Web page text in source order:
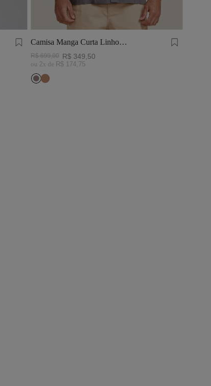
Camisa Manga Curta Linho
R$ 699,00 R$ 349 50
ou 2x de R$ 174, 75